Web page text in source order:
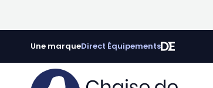
Une marqueDirect Équipements